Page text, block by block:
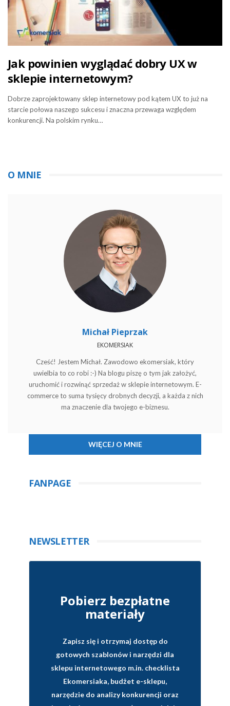
Jak powinien wyglądać dobry UX w
sklepie internetowym?
Dobrze zaprojektowany sklep internetowy pod kątem UX to już na
starcie połowa naszego sukcesu i znaczna przewaga względem
konkurencji. Na polskim rynku…
O MNIE
Michał Pieprzak
EKOMERSIAK
Cześć! Jestem Michał. Zawodowo ekomersiak, który
uwielbia to co robi :-) Na blogu piszę o tym jak założyć,
uruchomić i rozwinąć sprzedaż w sklepie internetowym. E-
commerce to suma tysięcy drobnych decyzji, a każda z nich
ma znaczenie dla twojego e-biznesu.
WIĘCEJ O MNIE
FANPAGE
NEWSLETTER
Pobierz bezpłatne
materiały
Zapisz się i otrzymaj dostęp do
gotowych szablonów i narzędzi dla
sklepu internetowego m.in. checklista
Ekomersiaka, budżet e-sklepu,
narzędzie do analizy konkurencji oraz